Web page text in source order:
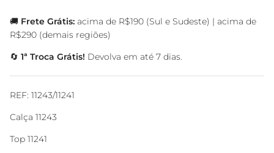
🚚 Frete Grátis: acima de R$190 (Sul e Sudeste) | acima de
R$290 (demais regiões)
🔄 1ª Troca Grátis! Devolva em até 7 dias.
REF: 11243/11241
Calça 11243
Top 11241